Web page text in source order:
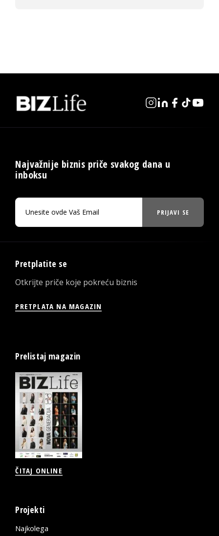
Najvažnije biznis priče svakog dana u
inboksu
PRIJAVI SE
Pretplatite se
Otkrijte priče koje pokreću biznis
PRETPLATA NA MAGAZIN
Prelistaj magazin
ČITAJ ONLINE
Projekti
Najkolega